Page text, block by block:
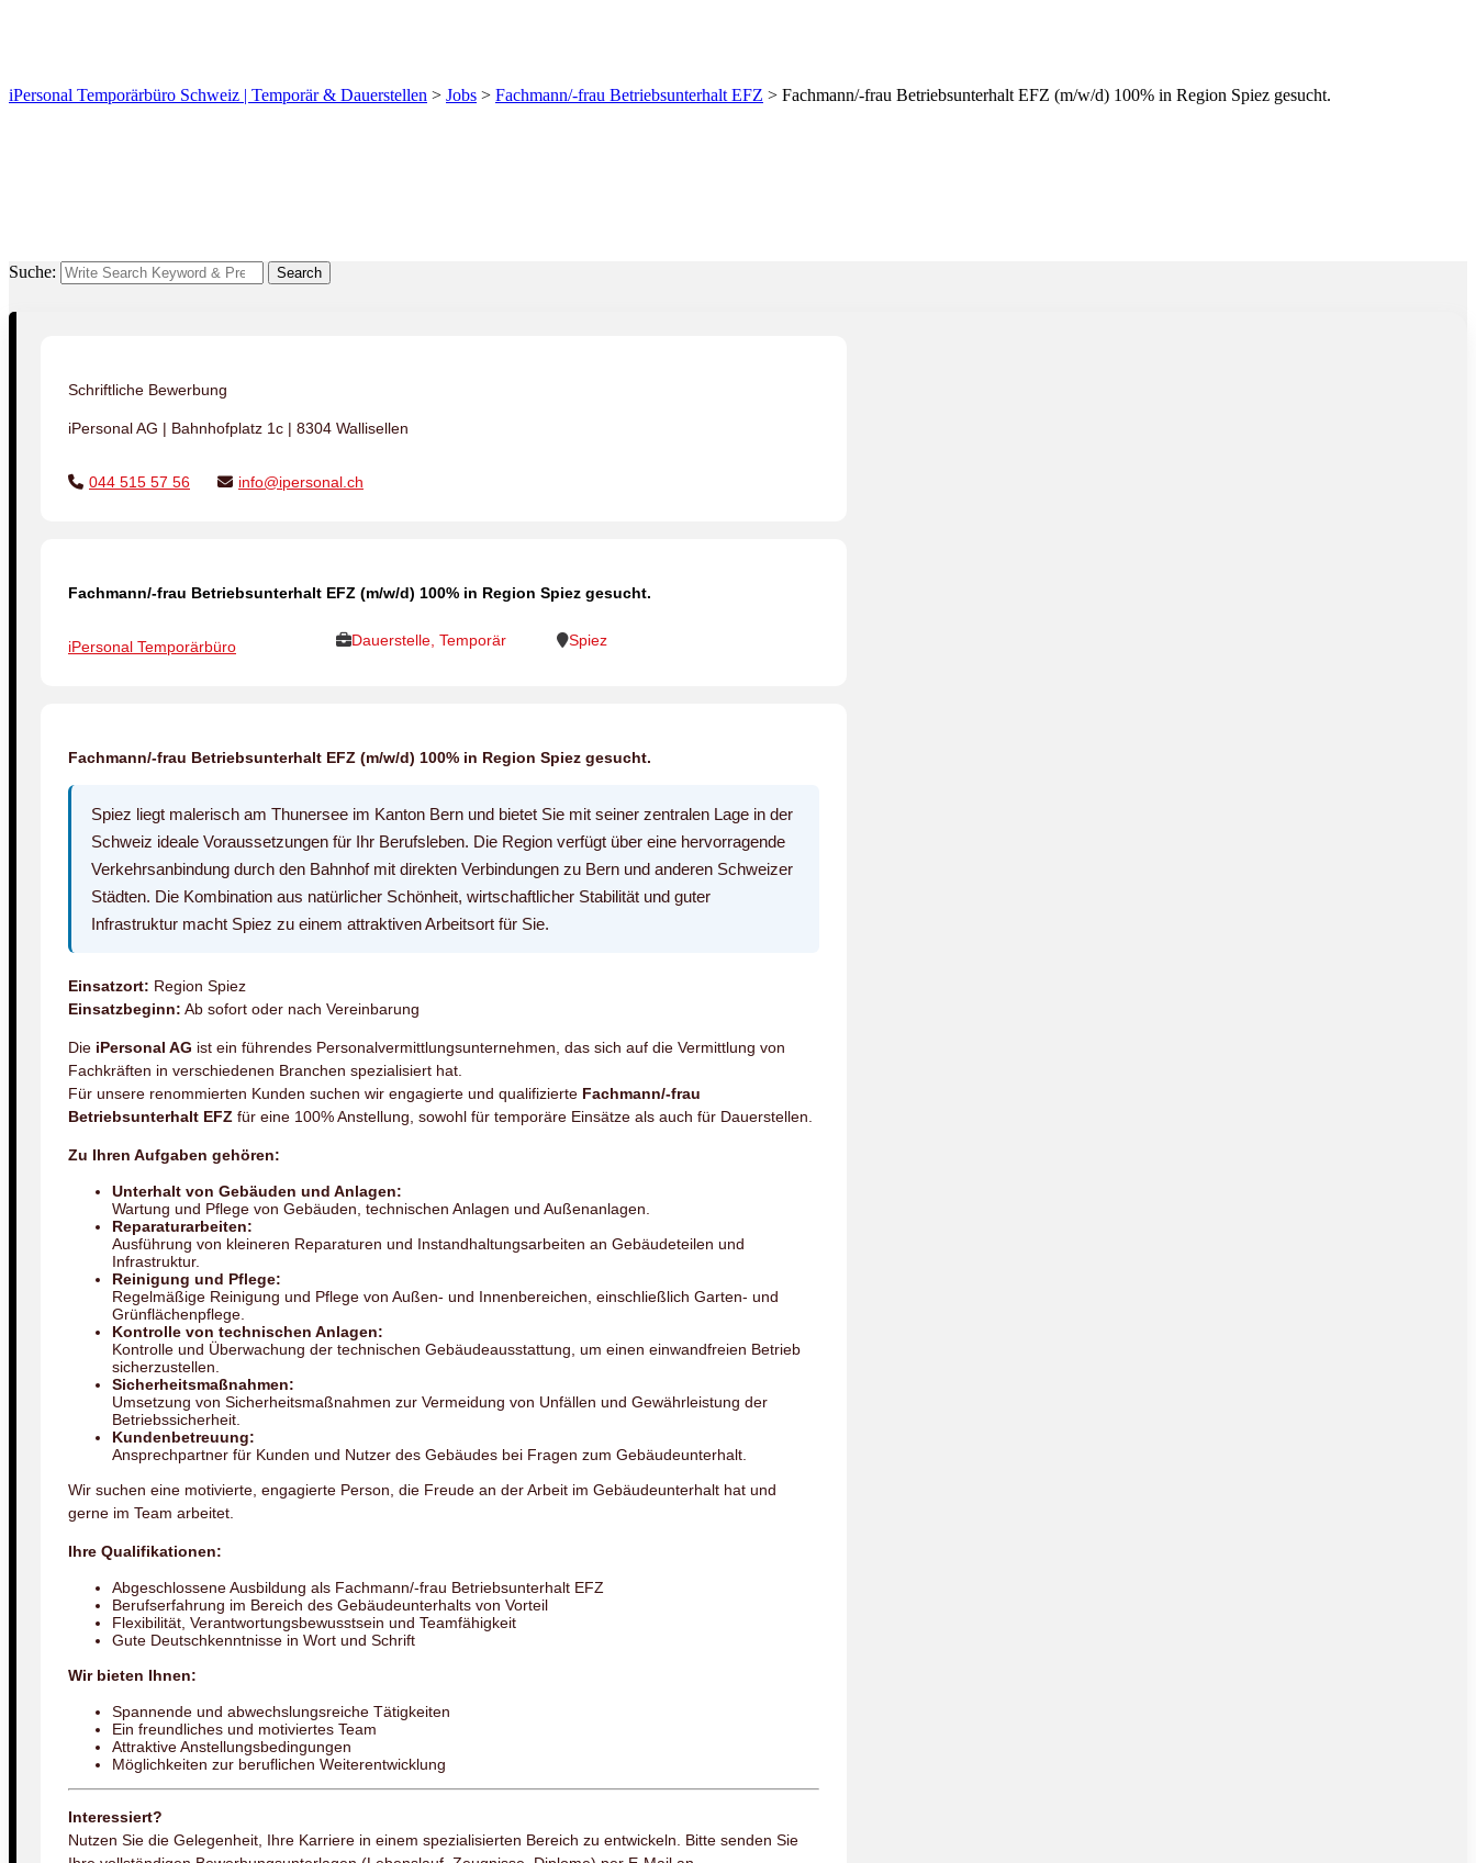
iPersonal Temporärbüro Schweiz | Temporär & Dauerstellen > Jobs > Fachmann/-frau Betriebsunterhalt EFZ > Fachmann/-frau Betriebsunterhalt EFZ (m/w/d) 100% in Region Spiez gesucht.
Suche: Search
Schriftliche Bewerbung
iPersonal AG | Bahnhofplatz 1c | 8304 Wallisellen
044 515 57 56 info@ipersonal.ch
Fachmann/-frau Betriebsunterhalt EFZ (m/w/d) 100% in Region Spiez gesucht.
iPersonal Temporärbüro Dauerstelle, Temporär Spiez
Fachmann/-frau Betriebsunterhalt EFZ (m/w/d) 100% in Region Spiez gesucht.
Spiez liegt malerisch am Thunersee im Kanton Bern und bietet Sie mit seiner zentralen Lage in der
Schweiz ideale Voraussetzungen für Ihr Berufsleben. Die Region verfügt über eine hervorragende
Verkehrsanbindung durch den Bahnhof mit direkten Verbindungen zu Bern und anderen Schweizer
Städten. Die Kombination aus natürlicher Schönheit, wirtschaftlicher Stabilität und guter
Infrastruktur macht Spiez zu einem attraktiven Arbeitsort für Sie.
Einsatzort: Region Spiez
Einsatzbeginn: Ab sofort oder nach Vereinbarung
Die iPersonal AG ist ein führendes Personalvermittlungsunternehmen, das sich auf die Vermittlung von
Fachkräften in verschiedenen Branchen spezialisiert hat.
Für unsere renommierten Kunden suchen wir engagierte und qualifizierte Fachmann/-frau
Betriebsunterhalt EFZ für eine 100% Anstellung, sowohl für temporäre Einsätze als auch für Dauerstellen.
Zu Ihren Aufgaben gehören:
Unterhalt von Gebäuden und Anlagen:
Wartung und Pflege von Gebäuden, technischen Anlagen und Außenanlagen.
Reparaturarbeiten:
Ausführung von kleineren Reparaturen und Instandhaltungsarbeiten an Gebäudeteilen und
Infrastruktur.
Reinigung und Pflege:
Regelmäßige Reinigung und Pflege von Außen- und Innenbereichen, einschließlich Garten- und
Grünflächenpflege.
Kontrolle von technischen Anlagen:
Kontrolle und Überwachung der technischen Gebäudeausstattung, um einen einwandfreien Betrieb
sicherzustellen.
Sicherheitsmaßnahmen:
Umsetzung von Sicherheitsmaßnahmen zur Vermeidung von Unfällen und Gewährleistung der
Betriebssicherheit.
Kundenbetreuung:
Ansprechpartner für Kunden und Nutzer des Gebäudes bei Fragen zum Gebäudeunterhalt.
Wir suchen eine motivierte, engagierte Person, die Freude an der Arbeit im Gebäudeunterhalt hat und
gerne im Team arbeitet.
Ihre Qualifikationen:
Abgeschlossene Ausbildung als Fachmann/-frau Betriebsunterhalt EFZ
Berufserfahrung im Bereich des Gebäudeunterhalts von Vorteil
Flexibilität, Verantwortungsbewusstsein und Teamfähigkeit
Gute Deutschkenntnisse in Wort und Schrift
Wir bieten Ihnen:
Spannende und abwechslungsreiche Tätigkeiten
Ein freundliches und motiviertes Team
Attraktive Anstellungsbedingungen
Möglichkeiten zur beruflichen Weiterentwicklung
Interessiert?
Nutzen Sie die Gelegenheit, Ihre Karriere in einem spezialisierten Bereich zu entwickeln. Bitte senden Sie